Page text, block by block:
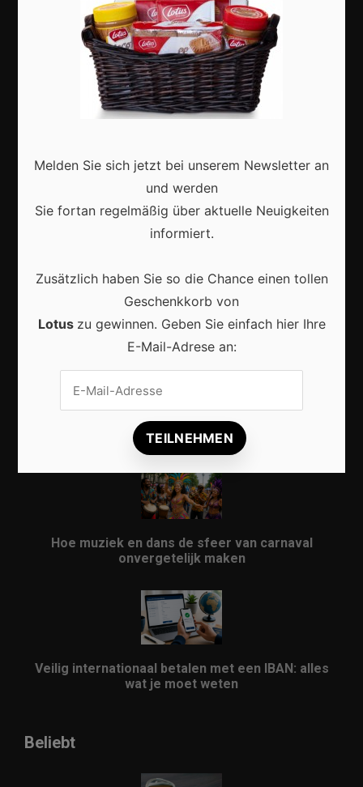
Karneval in Deutschland: Traditionen, Kostüme und
moderne Feierkultur
Karneval in Berlin erleben: Kreativität, Kultur und
Gemeinschaft auf einzigartige Weise entdecken
Vrijwilligers maken van carnaval een onvergetelijk
evenement
Hoe muziek en dans de sfeer van carnaval
onvergetelijk maken
Veilig internationaal betalen met een IBAN: alles
wat je moet weten
Beliebt
Melden Sie sich jetzt bei unserem Newsletter an
und werden
Sie fortan regelmäßig über aktuelle Neuigkeiten
informiert.
Zusätzlich haben Sie so die Chance einen tollen
Geschenkkorb von
Lotus zu gewinnen. Geben Sie einfach hier Ihre
E-Mail-Adrese an: